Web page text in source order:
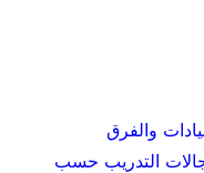
والفرق
التدريب حسب